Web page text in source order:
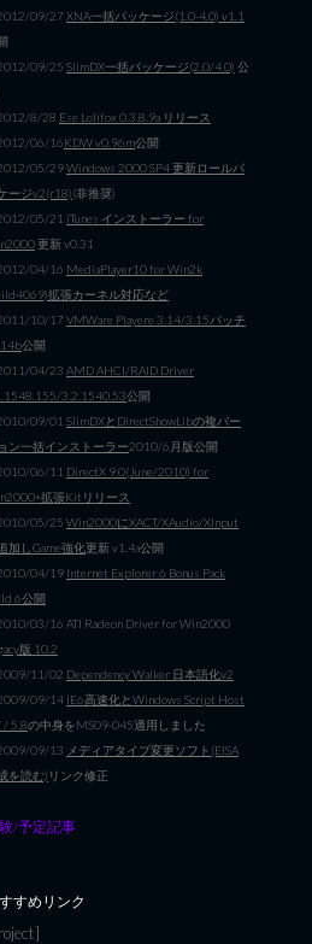
09/27XNA一括パッケージ(1.0-4.0) v1.1
09/25 SlimDX一括パッケージ(2.0/4.0) 公
8/28 Ese Lolifox 0.3.8.9a リリース
06/16KDW v0.96m公開
05/29Windows 2000 SP4 更新ロールパ
ージv2(r18)(非推奨)
05/21 iTunes インストーラー for
更新 v0.31
04/16 MediaPlayer10 for Win2k
拡張カーネル対応など
10/17VMWare Playere 3.14/3.15パッチ
公開
04/23 AMD AHCI/RAID Driver
3.2.1540.53公開
09/01 SlimDXとDirectShowLibの複バー
ン一括インストーラー2010/6月版公開
06/11 DirectX 9.0(June/2010) for
拡張Kitリリース
05/25 Win2000にXACT/XAudio/XInput
加しGame強化更新 v1.4a公開
04/19 Internet Explorer 6 Bonus Pack
6公開
03/16 ATI Radeon Driver for Win2000
版 10.2
11/02 Dependency Walker 日本語化v2
09/14 IE6高速化とWindows Script Host
/ 5.8の中身をMS09-045適用しました
09/13 メディアタイプ変更ソフト(EISA
を読む) リンク修正
/予定記事
すめリンク